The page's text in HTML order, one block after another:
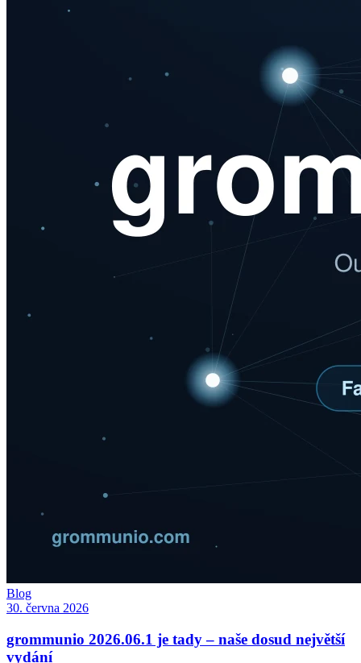
Blog
30. června 2026
grommunio 2026.06.1 je tady – naše dosud největší
vydání